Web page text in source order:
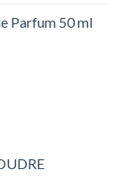
Parfum 50 ml